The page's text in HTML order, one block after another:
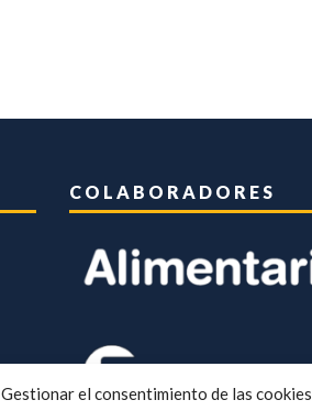
Gestionar el consentimiento de las cookies
COLABORADORES